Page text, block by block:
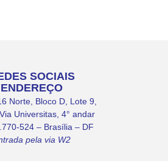
SOCIAIS
ENDEREÇO
Norte, Bloco D, Lote 9,
Universitas, 4° andar
524 – Brasília – DF
pela via W2